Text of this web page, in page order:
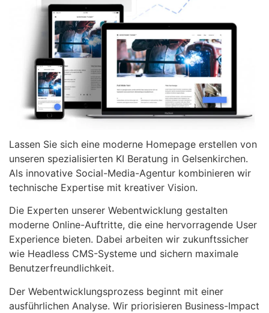
Lassen Sie sich eine moderne Homepage erstellen von
unseren spezialisierten KI Beratung in Gelsenkirchen.
Als innovative Social-Media-Agentur kombinieren wir
technische Expertise mit kreativer Vision.
Die Experten unserer Webentwicklung gestalten
moderne Online-Auftritte, die eine hervorragende User
Experience bieten. Dabei arbeiten wir zukunftssicher
wie Headless CMS-Systeme und sichern maximale
Benutzerfreundlichkeit.
Der Webentwicklungsprozess beginnt mit einer
ausführlichen Analyse. Wir priorisieren Business-Impact